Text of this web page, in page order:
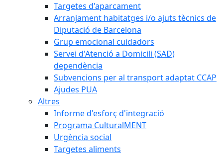
Targetes d'aparcament
Arranjament habitatges i/o ajuts tècnics de
Diputació de Barcelona
Grup emocional cuidadors
Servei d'Atenció a Domicili (SAD)
dependència
Subvencions per al transport adaptat CCAP
Ajudes PUA
Altres
Informe d'esforç d'integració
Programa CulturalMENT
Urgència social
Targetes aliments